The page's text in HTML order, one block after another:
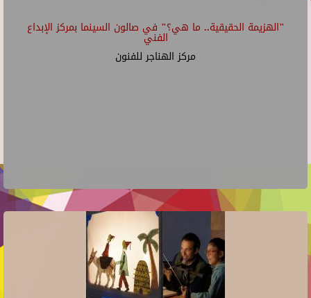
"الهزيمة الحقيقية.. ما هي؟" في صالون السينما بمركز الإبداع
الفني
مركز الهناجر للفنون